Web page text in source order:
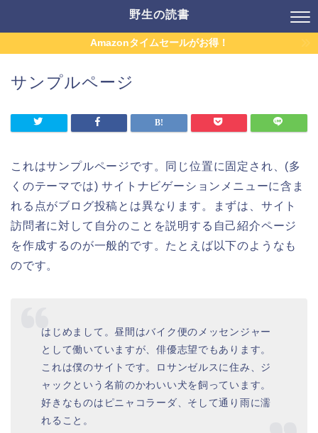
野生の読書
Amazonタイムセールがお得！
サンプルページ
これはサンプルページです。同じ位置に固定され、(多
くのテーマでは) サイトナビゲーションメニューに含ま
れる点がブログ投稿とは異なります。まずは、サイト
訪問者に対して自分のことを説明する自己紹介ページ
を作成するのが一般的です。たとえば以下のようなも
のです。
はじめまして。昼間はバイク便のメッセンジャー
として働いていますが、俳優志望でもあります。
これは僕のサイトです。ロサンゼルスに住み、ジ
ャックという名前のかわいい犬を飼っています。
好きなものはピニャコラーダ、そして通り雨に濡
れること。